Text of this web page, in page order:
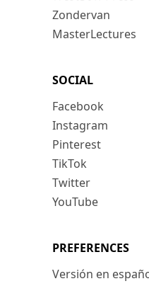
Zondervan
MasterLectures
SOCIAL
Facebook
Instagram
Pinterest
TikTok
Twitter
YouTube
PREFERENCES
Versión en